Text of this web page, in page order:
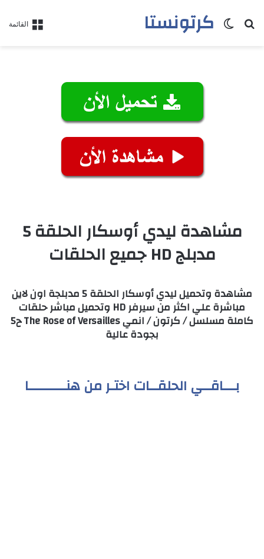
القائمة كرتونستابحث عنالوضع المظلم
مشاهدة ليدي أوسكار الحلقة 5
مدبلج HD جميع الحلقات
مشاهدة وتحميل ليدي أوسكار الحلقة 5 مدبلجة اون لاين
مباشرة علي اكثر من سيرفر HD وتحميل مباشر حلقات
كاملة مسلسل / كرتون / انمي The Rose of Versailles ح5
بجودة عالية
بـــاقــي الحلقــات اختـر من هنـــــــــا